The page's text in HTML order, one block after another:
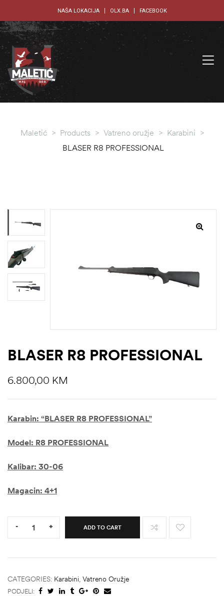
NAŠA LOKACIJA OLX.BA FACEBOOK
Maletić > Products > Vatreno oružje > Karabini >
BLASER R8 PROFESSIONAL
BLASER R8 PROFESSIONAL
6.800,00 KM
Karabin: “BLASER R8 PROFESSIONAL”
Model: R8 PROFESSIONAL
Kalibar: 30-06
Magacin: 4+1
- + ADD TO CART
CATEGORIES: Karabini, Vatreno Oružje
PODJELI: